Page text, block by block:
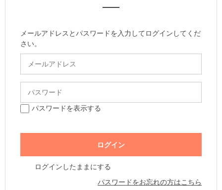
メールアドレスとパスワードを入力してログインしてくだ
さい。
パスワードを表示する
ログインしたままにする
パスワードをお忘れの方はこちら